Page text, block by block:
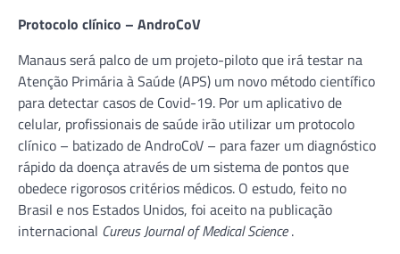
Protocolo clínico – AndroCoV
Manaus será palco de um projeto-piloto que irá testar na
Atenção Primária à Saúde (APS) um novo método científico
para detectar casos de Covid-19. Por um aplicativo de
celular, profissionais de saúde irão utilizar um protocolo
clínico – batizado de AndroCoV – para fazer um diagnóstico
rápido da doença através de um sistema de pontos que
obedece rigorosos critérios médicos. O estudo, feito no
Brasil e nos Estados Unidos, foi aceito na publicação
internacional Cureus Journal of Medical Science.